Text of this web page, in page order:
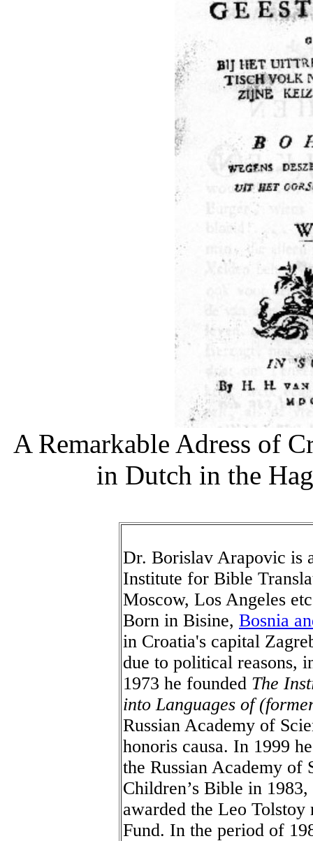
A Remarkable Adress of
in Dutch in the
Dr. Borislav Arapovic is
Institute for Bible
Moscow, Los Angeles
Born in Bisine, Bosnia
in Croatia's capital
due to political reasons,
1973 he founded The
into Languages of
Russian Academy of
honoris causa. In 1999
the Russian Academy of
Children’s Bible in
awarded the Leo Tolstoy
Fund. In the period of